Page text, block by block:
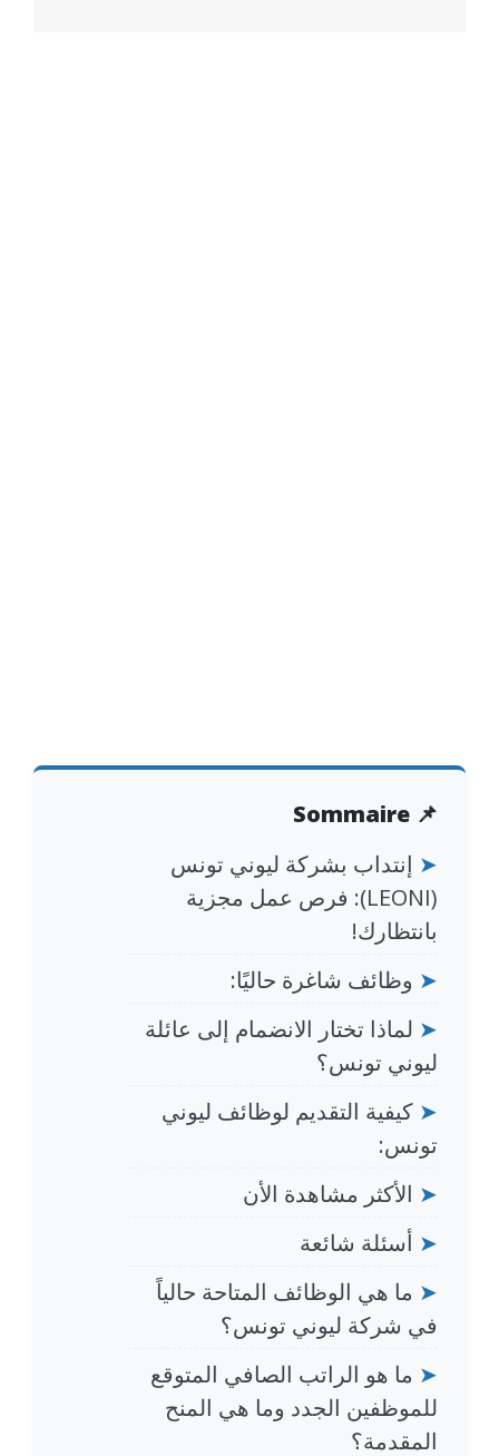
📌 Sommaire
➤ إنتداب بشركة ليوني تونس
(LEONI): فرص عمل مجزية
بانتظارك!
➤ وظائف شاغرة حاليًا:
➤ لماذا تختار الانضمام إلى عائلة
ليوني تونس؟
➤ كيفية التقديم لوظائف ليوني
تونس:
➤ الأكثر مشاهدة الأن
➤ أسئلة شائعة
➤ ما هي الوظائف المتاحة حالياً
في شركة ليوني تونس؟
➤ ما هو الراتب الصافي المتوقع
للموظفين الجدد وما هي المنح
المقدمة؟